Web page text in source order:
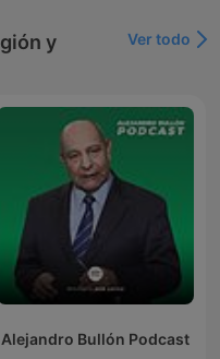
y
Ver todo
Alejandro Bullón Podcast